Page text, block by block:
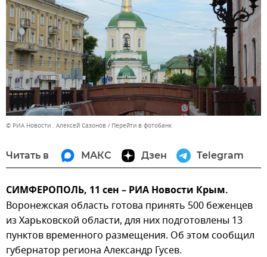
© РИА Новости . Алексей Сазонов Перейти в фотобанк
Читать в МАКС Дзен Telegram
СИМФЕРОПОЛЬ, 11 сен – РИА Новости Крым.
Воронежская область готова принять 500 беженцев
из Харьковской области, для них подготовлены 13
пунктов временного размещения. Об этом сообщил
губернатор региона Александр Гусев.